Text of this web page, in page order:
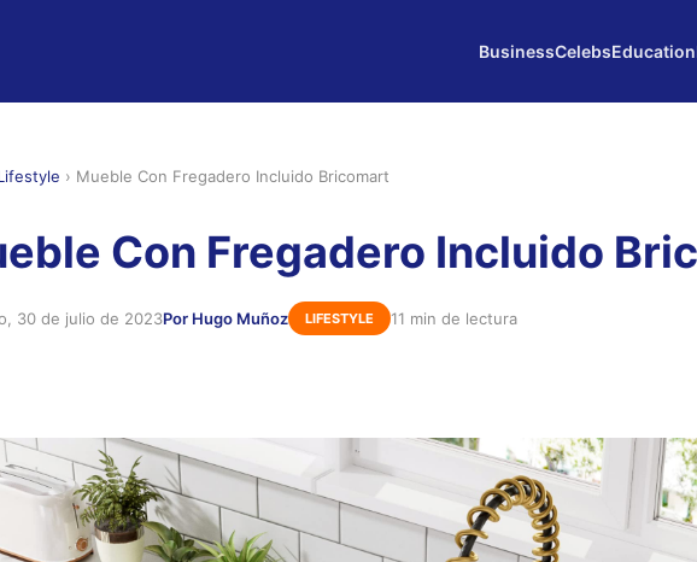
BusinessCelebsEducation
› Mueble Con Fregadero Incluido Bricomart
Con Fregadero Incluido
30 de julio de 2023Por Hugo Muñoz LIFESTYLE 11 min de lectura